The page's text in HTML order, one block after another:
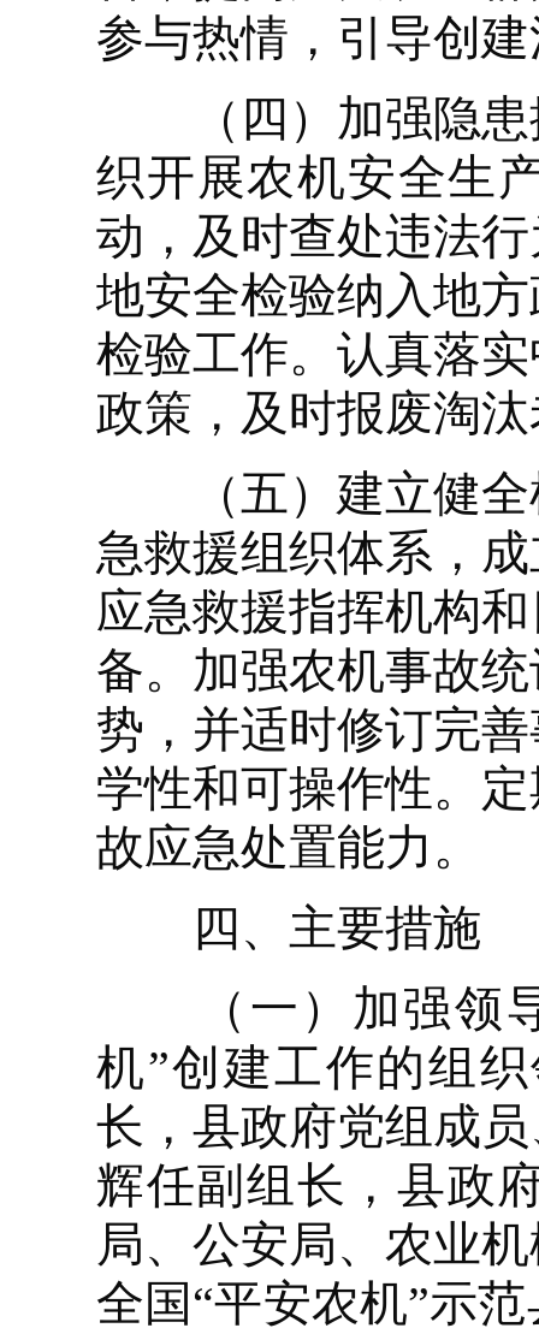
参与热情，引导创
（四）加强隐患
织开展农机安全生
动，及时查处违法
地安全检验纳入地
检验工作。认真落
政策，及时报废淘
（五）建立健全
急救援组织体系，
应急救援指挥机构
备。加强农机事故
势，并适时修订完
学性和可操作性。
故应急处置能力。
四、主要措施
（一）加强领导
机”创建工作的组
长，县政府党组成
辉任副组长，县政
局、公安局、农业
全国“平安农机”示